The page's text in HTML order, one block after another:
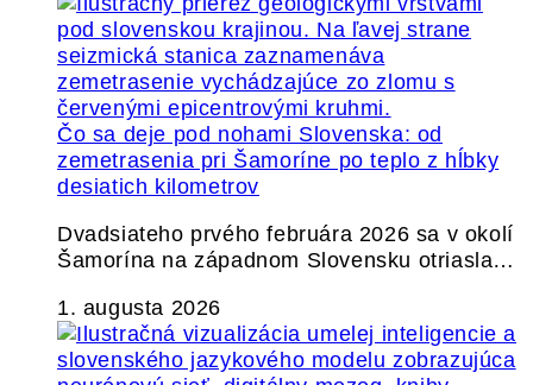
Čo sa deje pod nohami Slovenska: od
zemetrasenia pri Šamoríne po teplo z hĺbky
desiatich kilometrov
Dvadsiateho prvého februára 2026 sa v okolí
Šamorína na západnom Slovensku otriasla…
1. augusta 2026